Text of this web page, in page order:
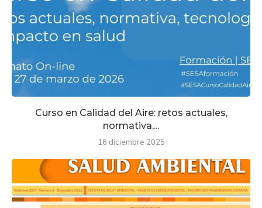
Curso en Calidad del Aire: retos actuales,
normativa,...
16 diciembre 2025